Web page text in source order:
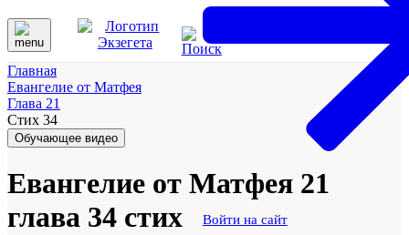
Войти на сайт
Главная
Евангелие от Матфея
Глава 21
Стих 34
Обучающее видео
Евангелие от Матфея 21
глава 34 стих